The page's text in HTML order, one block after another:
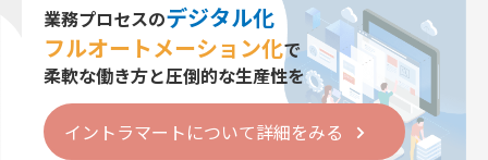
業務プロセスのデジタル化
フルオートメーション化で
柔軟な働き方と圧倒的な生産性を
イントラマートについて詳細をみる